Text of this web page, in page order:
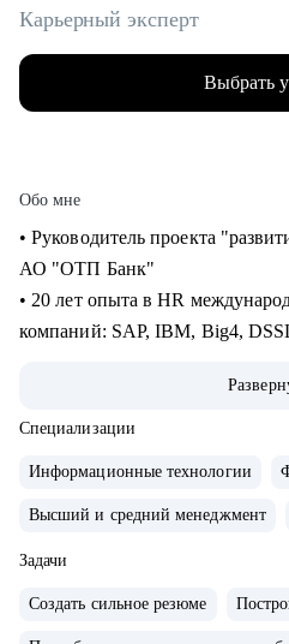
Карьерный эксперт
Выбрать
Обо мне
• Руководитель проекта "развитие внутренней
АО "ОТП Банк"
• 20 лет опыта в HR
компаний: SAP, IBM, Big4,
сферах продаж, финансов, ИТ,
консалтинга.
оценке сильных сторон
• Провела 10 000+
• 10+ лет в карьерном
кейсов по трудоустройству,
Специализации
Информационные технологии
Высший и средний менеджмент
Задачи
Создать сильное резюме